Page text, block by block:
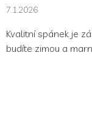
7.1.2026
Kvalitní spánek je
budíte zimou a